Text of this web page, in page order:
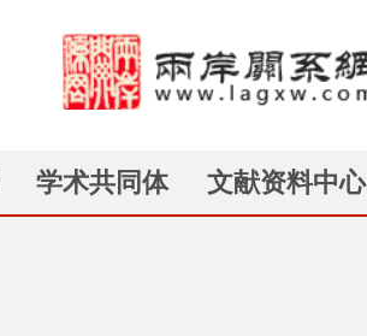
学术共同体 文献资料中心